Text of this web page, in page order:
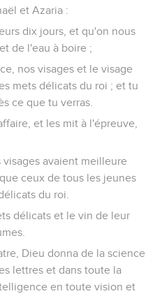
et Azaria :
dix jours, et qu'on nous
de l'eau à boire ;
nos visages et le visage
mets délicats du roi ; et tu
ce que tu verras.
et les mit à l'épreuve,
avaient meilleure
ceux de tous les jeunes
du roi.
délicats et le vin de leur
Dieu donna de la science
lettres et dans toute la
en toute vision et